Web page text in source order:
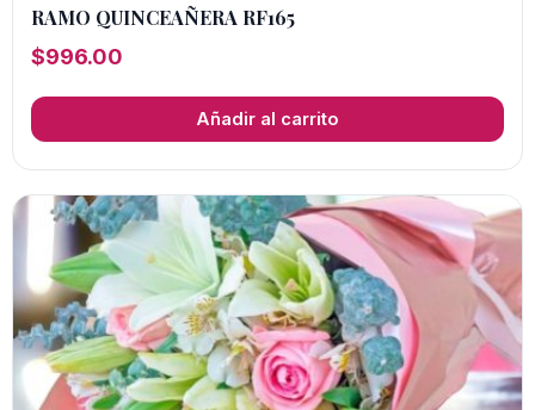
RAMO QUINCEAÑERA RF165
$996.00
Añadir al carrito